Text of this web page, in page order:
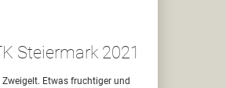
Steiermark 2021
Etwas fruchtiger und